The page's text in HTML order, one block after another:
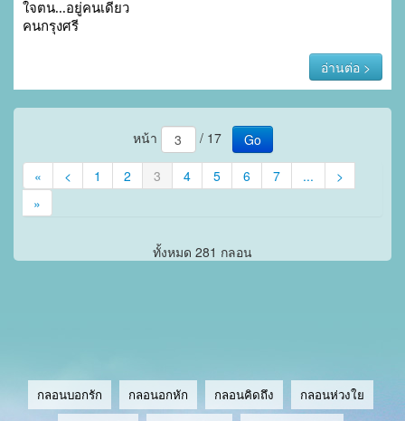
ใจตน...อยู่คนเดียว
คนกรุงศรี
อ่านต่อ >
หน้า / 17
Go
«
< 1 2 3 4 5 6 7 ...
>
»
ทั้งหมด 281 กลอน
กลอนบอกรัก กลอนอกหัก กลอนคิดถึง กลอนห่วงใย